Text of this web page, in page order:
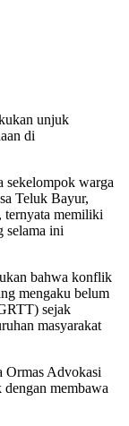
unjuk
di
warga
Teluk Bayur,
ternyata memiliki
selama ini
bahwa konflik
mengaku belum
sejak
masyarakat
Ormas Advokasi
membawa